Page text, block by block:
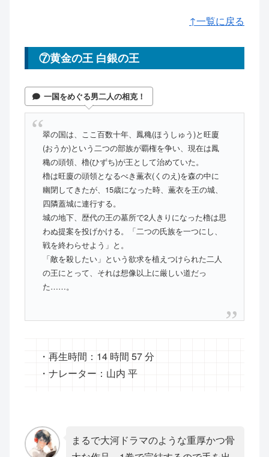
↑一覧に戻る
⑦黄金の王 白銀の王
一国をめぐる男二人の相克！
翠の国は、ここ百数十年、鳳穐(ほうしゅう)と旺廈
(おうか)という二つの部族が覇権を争い、現在は鳳
穐の頭領、櫓(ひずち)が王として治めていた。
櫓は旺廈の頭領となるべき薫衣(くのえ)を森の中に
幽閉してきたが、15歳になった時、薫衣を王の城、
四隣蓋城に連行する。
城の地下、歴代の王の墓所で2人きりになった櫓は思
わぬ提案を投げかける。「二つの氏族を一つにし、
戦を終わらせよう」と。
「敵を殺したい」という欲求を植えつけられた二人
の王にとって、それは想像以上に厳しい道だっ
た……。
・再生時間：14 時間 57 分
・ナレーター：山内 平
まるで大河ドラマのような重厚かつ骨